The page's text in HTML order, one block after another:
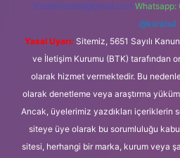
forumhizmeti@gmail.com Whatsapp:
@karabul
Yasal Uyarı: Sitemiz, 5651 Sayılı
ve İletişim Kurumu (BTK) tarafından
olarak hizmet vermektedir. Bu
olarak denetleme veya araştırma
Ancak, üyelerimiz yazdıkları içeriklerin
siteye üye olarak bu sorumluluğu
sitesi, herhangi bir marka, kurum veya